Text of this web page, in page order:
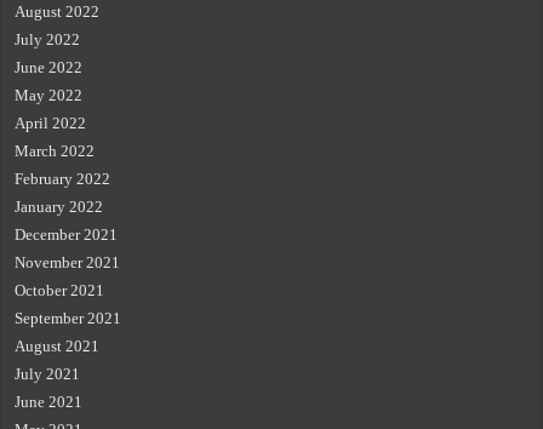
August 2022
July 2022
June 2022
May 2022
April 2022
March 2022
February 2022
January 2022
December 2021
November 2021
October 2021
September 2021
August 2021
July 2021
June 2021